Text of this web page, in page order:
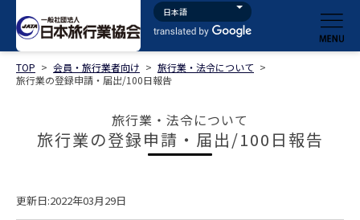
TOP > 会員・旅行業者向け > 旅行業・法令について >
旅行業の登録申請・届出/100日報告
旅行業・法令について
旅行業の登録申請・届出/100日報告
更新日:2022年03月29日